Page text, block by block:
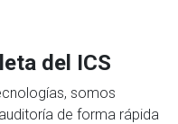
del ICS
somos
de forma rápida